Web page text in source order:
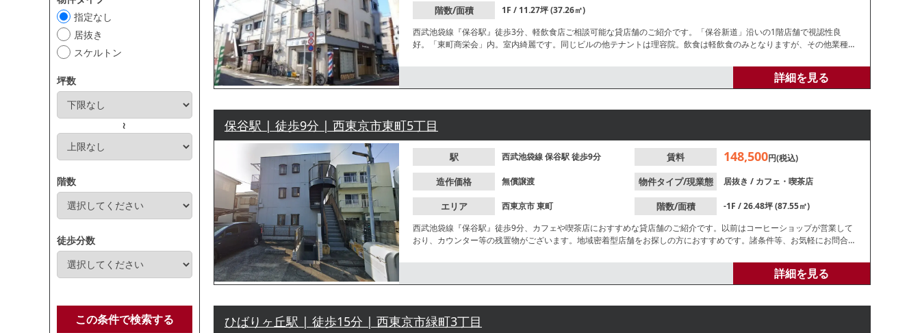
指定なし
居抜き
スケルトン
坪数
～
階数
徒歩分数
この条件で検索する
階数/面積
1F / 11.27坪 (37.26㎡)
西武池袋線『保谷駅』徒歩3分、軽飲食店ご相談可能な貸店舗のご紹介です。「保谷新道」沿いの1階店舗で視認性良
好。「東町商栄会」内。室内綺麗です。同じビルの他テナントは理容院。飲食は軽飲食のみとなりますが、その他業種等
詳細を見る
保谷駅 | 徒歩9分 | 西東京市東町5丁目
駅 西武池袋線保谷駅徒歩9分 賃料 148,500円(税込)
造作価格 無償譲渡 物件タイプ/現業態 居抜き / カフェ・喫茶店
エリア 西東京市東町 階数/面積
-1F / 26.48坪 (87.55㎡)
西武池袋線『保谷駅』徒歩9分、カフェや喫茶店におすすめな貸店舗のご紹介です。以前はコーヒーショップが営業して
おり、カウンター等の残置物がございます。地域密着型店舗をお探しの方におすすめです。諸条件等、お気軽にお問合せ
詳細を見る
ひばりヶ丘駅 | 徒歩15分 | 西東京市緑町3丁目